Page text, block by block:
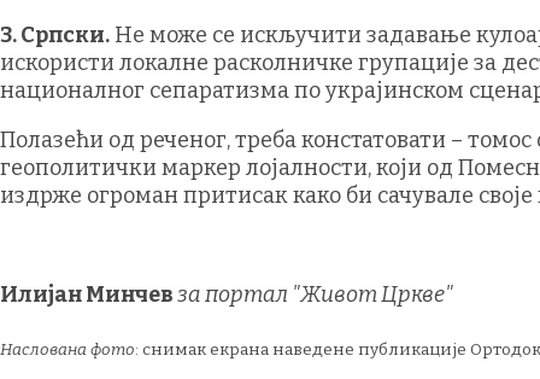
3. Српски. Не може се искључити задавање
искористи локалне расколничке групације за
националног сепаратизма по украјинском
Полазећи од реченог, треба констатовати –
геополитички маркер лојалности, који од
издрже огроман притисак како би сачувале своје
Илијан Минчевза портал "Живот Цркве"
Наслована фото: снимак екрана наведене публикације